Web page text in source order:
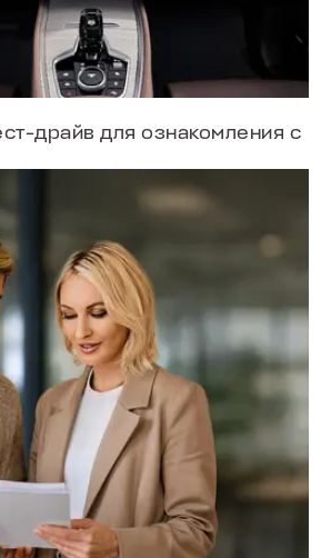
драйв для ознакомления с